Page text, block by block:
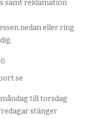
samt reklamation
nedan eller ring
till torsdag
stänger